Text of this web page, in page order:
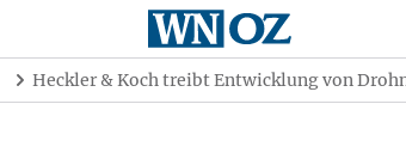
Heckler & Koch treibt Entwicklung von